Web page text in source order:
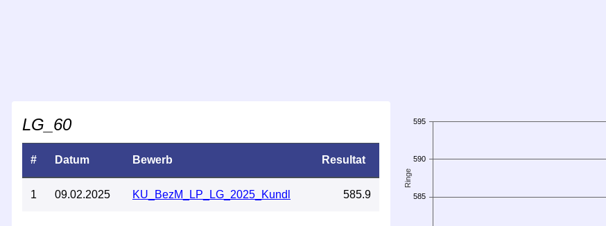
LG_60
# Datum Bewerb Resultat
1 09.02.2025 KU_BezM_LP_LG_2025_Kundl 585.9